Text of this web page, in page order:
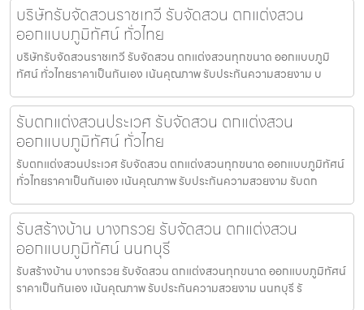
บริษัทรับจัดสวนราชเทวี รับจัดสวน ตกแต่งสวน
ออกแบบภูมิทัศน์ ทั่วไทย
บริษัทรับจัดสวนราชเทวี รับจัดสวน ตกแต่งสวนทุกขนาด ออกแบบภูมิ
ทัศน์ ทั่วไทยราคาเป็นกันเอง เน้นคุณภาพ รับประกันความสวยงาม บ
รับตกแต่งสวนประเวศ รับจัดสวน ตกแต่งสวน
ออกแบบภูมิทัศน์ ทั่วไทย
รับตกแต่งสวนประเวศ รับจัดสวน ตกแต่งสวนทุกขนาด ออกแบบภูมิทัศน์
ทั่วไทยราคาเป็นกันเอง เน้นคุณภาพ รับประกันความสวยงาม รับตก
รับสร้างบ้าน บางกรวย รับจัดสวน ตกแต่งสวน
ออกแบบภูมิทัศน์ นนทบุรี
รับสร้างบ้าน บางกรวย รับจัดสวน ตกแต่งสวนทุกขนาด ออกแบบภูมิทัศน์
ราคาเป็นกันเอง เน้นคุณภาพ รับประกันความสวยงาม นนทบุรี รั